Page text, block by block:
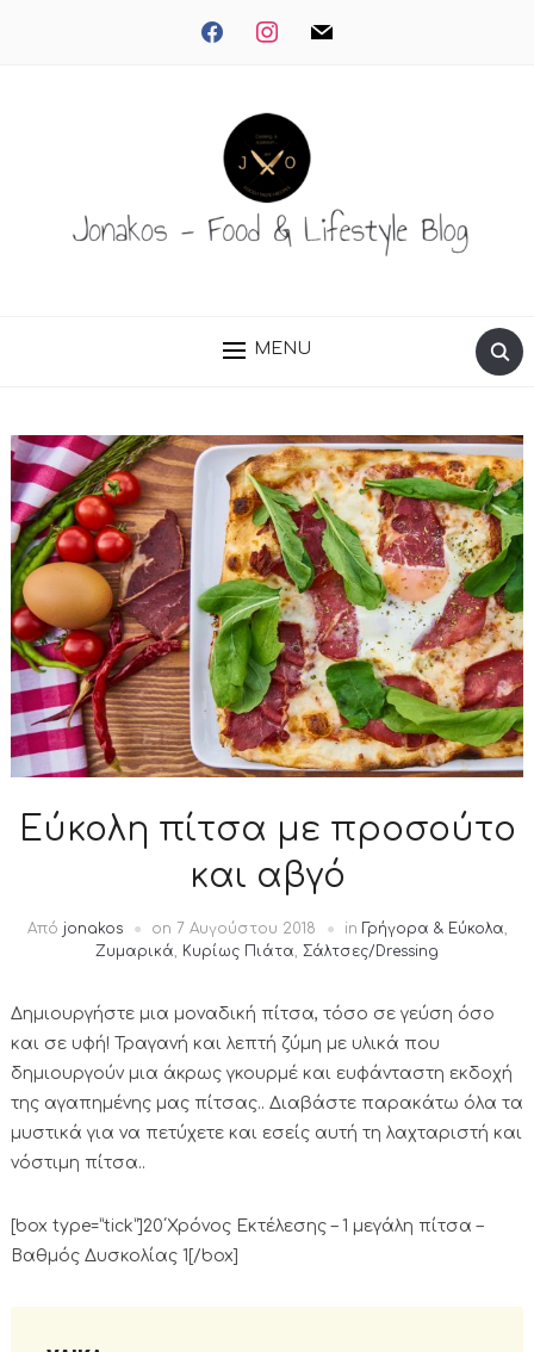
facebookinstagrammail
MENU
Εύκολη πίτσα με προσούτο
και αβγό
Από jonakos on 7 Αυγούστου 2018 in Γρήγορα & Εύκολα,
Ζυμαρικά, Κυρίως Πιάτα, Σάλτσες/Dressing
Δημιουργήστε μια μοναδική πίτσα, τόσο σε γεύση όσο
και σε υφή! Τραγανή και λεπτή ζύμη με υλικά που
δημιουργούν μια άκρως γκουρμέ και ευφάνταστη εκδοχή
της αγαπημένης μας πίτσας.. Διαβάστε παρακάτω όλα τα
μυστικά για να πετύχετε και εσείς αυτή τη λαχταριστή και
νόστιμη πίτσα..
[box type=”tick”]20΄Χρόνος Εκτέλεσης – 1 μεγάλη πίτσα –
Βαθμός Δυσκολίας 1[/box]